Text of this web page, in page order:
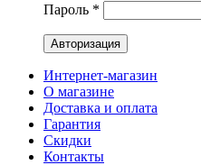
Пароль *
Интернет-магазин
О магазине
Доставка и оплата
Гарантия
Скидки
Контакты